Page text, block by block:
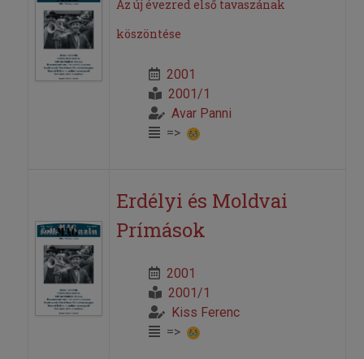
Az új évezred első tavaszának
köszöntése
2001
2001/1
Avar Panni
=>
Erdélyi és Moldvai
Prímások
2001
2001/1
Kiss Ferenc
=>